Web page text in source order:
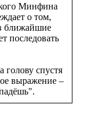
Минфина
о том,
ближайшие
последовать
голову спустя
выражение –